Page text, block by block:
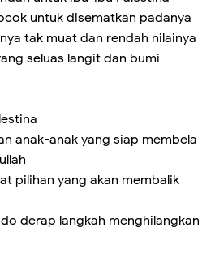
untuk disematkan padanya
tak muat dan rendah nilainya
seluas langit dan bumi
anak-anak yang siap membela
pilihan yang akan membalik
derap langkah menghilangkan